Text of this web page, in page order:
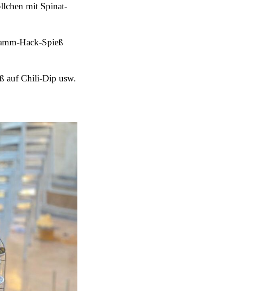
mit Spinat-
Hack-Spieß
auf Chili-Dip usw.